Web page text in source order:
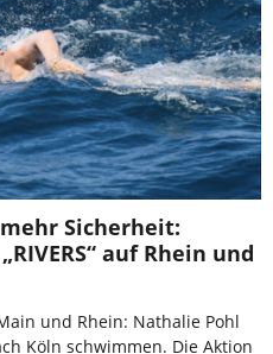
Sicherheit:
auf Rhein und
und Rhein: Nathalie Pohl
Köln schwimmen. Die Aktion